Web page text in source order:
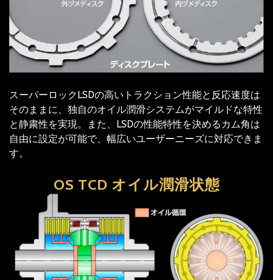
スーパーロックLSDの高いトラクション性能と反応速度は
そのままに、独自のオイル潤滑システムがマイルドな特性
と静粛性を実現。また、LSDの性能特性を決めるカム角は
自由に設定が可能で、幅広いユーザーニーズに対応できま
す。
OS TCD オイル潤滑状態